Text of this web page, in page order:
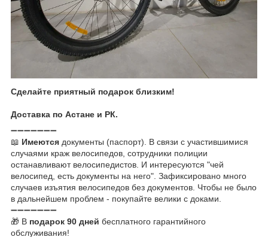
Сделайте приятный подарок близким!
Доставка по Астане и РК.
➖➖➖➖➖➖➖
📖 Имеются документы (паспорт). В связи с участившимися
случаями краж велосипедов, сотрудники полиции
останавливают велосипедистов. И интересуются "чей
велосипед, есть документы на него". Зафиксировано много
случаев изъятия велосипедов без документов. Чтобы не было
в дальнейшем проблем - покупайте велики с доками.
➖➖➖➖➖➖➖
🎁 В подарок 90 дней бесплатного гарантийного
обслуживания!